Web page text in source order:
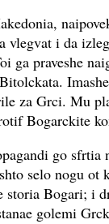
vlegvat i da
praveshe
za Grci. Mu
Bogarckite
go sfrtia
selo nogu ot
storia Bogari; i
golemi